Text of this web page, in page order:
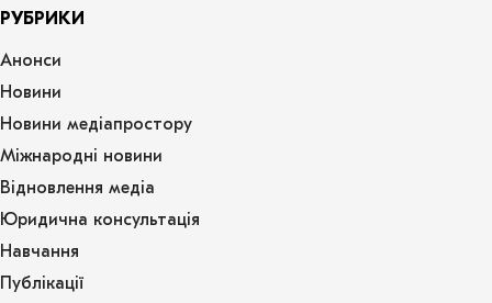
РУБРИКИ
Анонси
Новини
Новини медіапростору
Міжнародні новини
Відновлення медіа
Юридична консультація
Навчання
Публікації